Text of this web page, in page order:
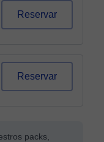
Reservar
Reservar
packs,